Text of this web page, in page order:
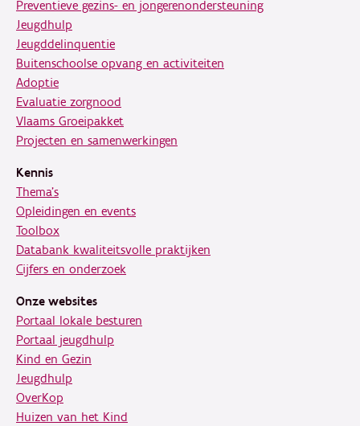
Preventieve gezins- en jongerenondersteuning
Jeugdhulp
Jeugddelinquentie
Buitenschoolse opvang en activiteiten
Adoptie
Evaluatie zorgnood
Vlaams Groeipakket
Projecten en samenwerkingen
Kennis
Thema's
Opleidingen en events
Toolbox
Databank kwaliteitsvolle praktijken
Cijfers en onderzoek
Onze websites
Portaal lokale besturen
Portaal jeugdhulp
Kind en Gezin
Jeugdhulp
OverKop
Huizen van het Kind